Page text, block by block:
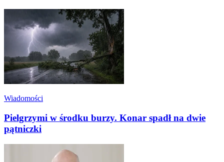
Wiadomości
Pielgrzymi w środku burzy. Konar spadł na dwie
pątniczki